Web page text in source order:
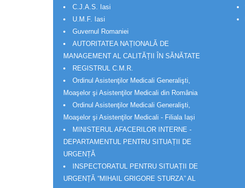
C.J.A.S. Iasi
U.M.F. Iasi
Guvernul Romaniei
AUTORITATEA NAȚIONALĂ DE
MANAGEMENT AL CALITĂȚII ÎN SĂNĂTATE
REGISTRUL C.M.R.
Ordinul Asistenţilor Medicali Generalişti,
Moaşelor şi Asistenţilor Medicali din România
Ordinul Asistenţilor Medicali Generalişti,
Moaşelor şi Asistenţilor Medicali - Filiala Iași
MINISTERUL AFACERILOR INTERNE -
DEPARTAMENTUL PENTRU SITUAȚII DE
URGENȚĂ
INSPECTORATUL PENTRU SITUAȚII DE
URGENȚĂ “MIHAIL GRIGORE STURZA” AL